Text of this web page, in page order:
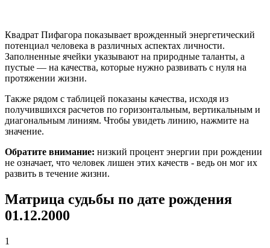
Квадрат Пифагора показывает врожденный энергетический
потенциал человека в различных аспектах личности.
Заполненные ячейки указывают на природные таланты, а
пустые — на качества, которые нужно развивать с нуля на
протяжении жизни.
Также рядом с таблицей показаны качества, исходя из
получившихся расчетов по горизонтальным, вертикальным и
диагональным линиям. Чтобы увидеть линию, нажмите на
значение.
Обратите внимание: низкий процент энергии при рождении
не означает, что человек лишен этих качеств - ведь он мог их
развить в течение жизни.
Матрица судьбы по дате рождения
01.12.2000
1